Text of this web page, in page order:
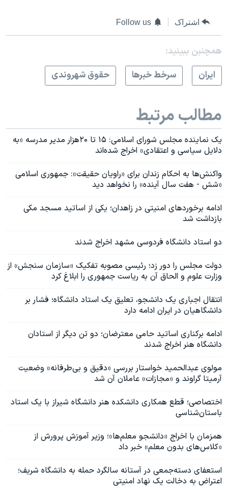
اشتراک Follow us
همچنبن ببینید:
ايران
سرخط خبرها حقوق شهروندی
مطالب مرتبط
یک نماینده مجلس شورای اسلامی: ۱۵ تا ۲۰هزار مدیر مدرسه «به
دلایل سیاسی و اعتقادی» اخراج شده‌اند
واکنش‌ها به احکام زندان برای «راویان حقیقت»: جمهوری اسلامی
«شش - هفت سال آینده» را نخواهد دید
ادامه برخوردهای امنیتی در زاهدان؛ یکی از اساتید مسجد مکی
بازداشت شد
دو استاد دانشگاه فردوسی مشهد اخراج شدند
دولت مجلس را دور زد؛ رئیسی مصوبه تفکیک «سازمان سنجش» از
وزارت علوم و الحاق آن به ریاست جمهوری را ابلاغ کرد
انتقال اجباری یک دانشجو، تعلیق یک استاد دانشگاه؛ فشار بر
دانشگاهیان در ایران ادامه دارد
ادامه برکناری اساتید حامی معترضان؛ دو تن دیگر از استادان
دانشگاه هنر اخراج شدند
مولوی عبدالحمید خواستار بررسی «دقیق و بی‌طرفانه» وضعیت
آرمیتا گراوند و «مجازات» عاملان آن شد
اختصاصی؛ قطع همکاری دانشکده هنر دانشگاه شیراز با یک استاد
باستان‌شناسی
همزمان با اخراج «دانشجو معلم‌ها»؛ وزیر آموزش پرورش از
«کلاس‌های بدون معلم» خبر داد
استعفای دسته‌جمعی در آستانه سالگرد حمله به دانشگاه شریف؛
اعتراض به دخالت یک نهاد امنیتی